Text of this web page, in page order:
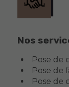
Nos
Pose de
Pose de
Pose de